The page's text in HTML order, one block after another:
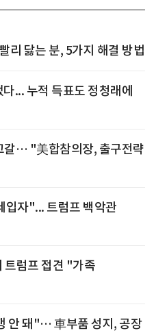
리 닳는 분, 5가지 해결 방법
... 누적 득표도 정청래에
갈… "美합참의장, 출구전략
입자"... 트럼프 백악관
트럼프 접견 "가족
안 돼"… 車부품 성지, 공장